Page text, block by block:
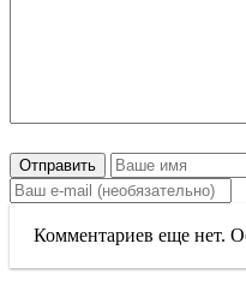
Отправить
Комментариев еще нет.